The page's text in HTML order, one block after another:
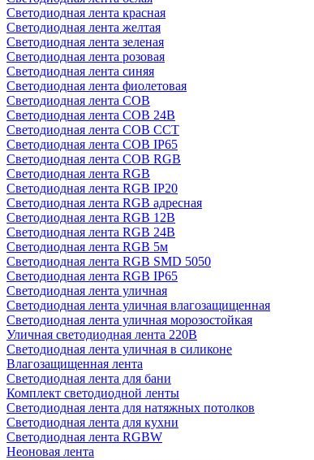
Светодиодная лента красная
Светодиодная лента желтая
Светодиодная лента зеленая
Светодиодная лента розовая
Светодиодная лента синяя
Светодиодная лента фиолетовая
Светодиодная лента COB
Светодиодная лента COB 24В
Светодиодная лента COB CCT
Светодиодная лента COB IP65
Светодиодная лента COB RGB
Светодиодная лента RGB
Светодиодная лента RGB IP20
Светодиодная лента RGB адресная
Светодиодная лента RGB 12В
Светодиодная лента RGB 24В
Светодиодная лента RGB 5м
Светодиодная лента RGB SMD 5050
Светодиодная лента RGB IP65
Светодиодная лента уличная
Светодиодная лента уличная влагозащищенная
Светодиодная лента уличная морозостойкая
Уличная светодиодная лента 220В
Светодиодная лента уличная в силиконе
Влагозащищенная лента
Светодиодная лента для бани
Комплект светодиодной ленты
Светодиодная лента для натяжных потолков
Светодиодная лента для кухни
Светодиодная лента RGBW
Неоновая лента